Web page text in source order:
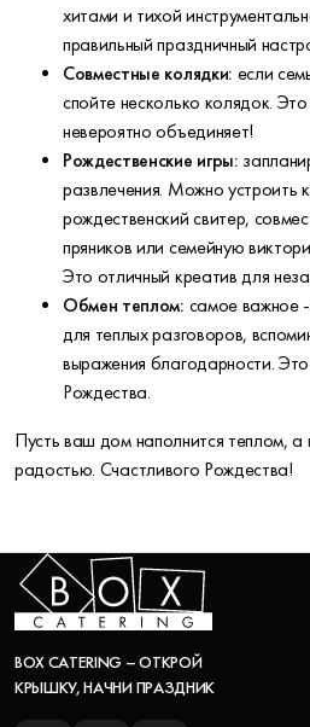
хитами и тихой
правильный праздничный
Совместные колядки: если
спойте несколько колядок.
невероятно объединяет!
Рождественские игры:
развлечения. Можно устроить
рождественский свитер,
пряников или семейную
Это отличный креатив для
Обмен теплом: самое важное
для теплых разговоров,
выражения благодарности.
Рождества.
Пусть ваш дом наполнится теплом, а
радостью. Счастливого Рождества!
BOX CATERING – ОТКРОЙ
КРЫШКУ, НАЧНИ ПРАЗДНИК